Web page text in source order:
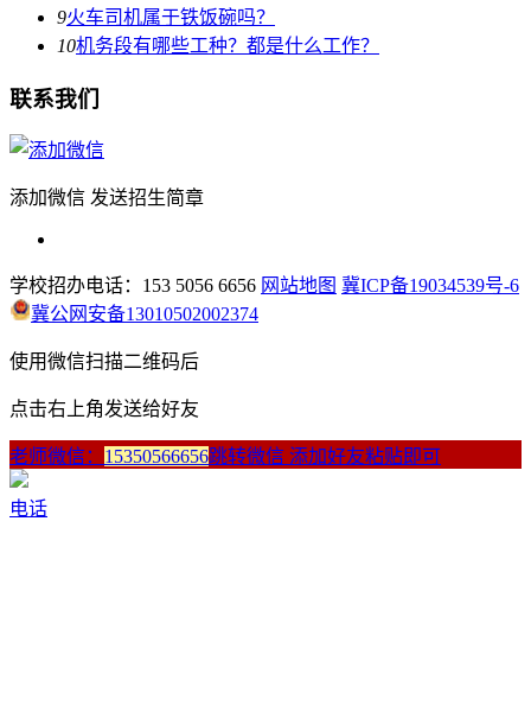
9火车司机属于铁饭碗吗？
10机务段有哪些工种？都是什么工作？
联系我们
添加微信 发送招生简章
学校招办电话：153 5056 6656 网站地图 冀ICP备19034539号-6
冀公网安备13010502002374
使用微信扫描二维码后
点击右上角发送给好友
老师微信： 15350566656跳转微信 添加好友粘贴即可
电话